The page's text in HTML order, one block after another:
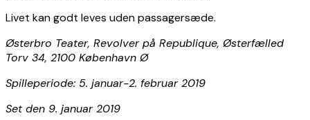
Livet kan godt leves uden passagersæde.
Østerbro Teater, Revolver på Republique, Østerfælled
Torv 34, 2100 København Ø
Spilleperiode: 5. januar-2. februar 2019
Set den 9. januar 2019